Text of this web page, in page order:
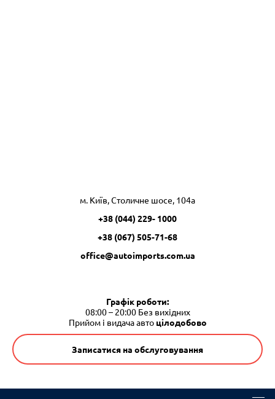
м. Київ, Столичне шосе, 104а
+38 (044) 229- 1000
+38 (067) 505-71-68
office@autoimports.com.ua
Графік роботи:
08:00 – 20:00 Без вихідних
Прийом і видача авто цілодобово
Записатися на обслуговування